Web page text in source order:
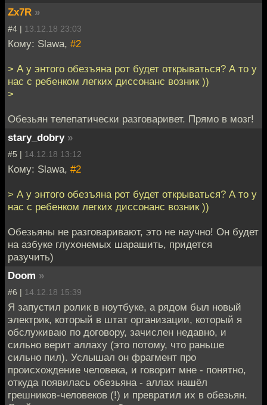
Zx7R »
#4 | 13.12.18 23:03
Кому: Slawa, #2
> А у энтого обезъяна рот будет открываться? А то у
нас с ребенком легких диссонанс возник ))
>
Обезьян телепатически разговаривет. Прямо в мозг!
stary_dobry »
#5 | 14.12.18 13:12
Кому: Slawa, #2
> А у энтого обезъяна рот будет открываться? А то у
нас с ребенком легких диссонанс возник ))
Обезьяны не разговаривают, это не научно! Он будет
на азбуке глухонемых шарашить, придется
разучить)
Doom »
#6 | 14.12.18 15:39
Я запустил ролик в ноутбуке, а рядом был новый
электрик, который в штат организации, который я
обслуживаю по договору, зачислен недавно, и
сильно верит аллаху (это потому, что раньше
сильно пил). Услышал он фрагмент про
происхождение человека, и говорит мне - понятно,
откуда появилась обезьяна - аллах нашёл
грешников-человеков (!) и превратил их в обезьян.